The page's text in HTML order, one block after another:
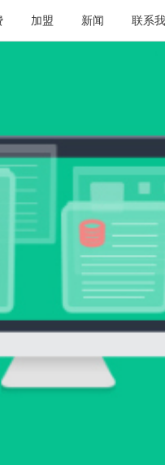
加盟 新闻 联系